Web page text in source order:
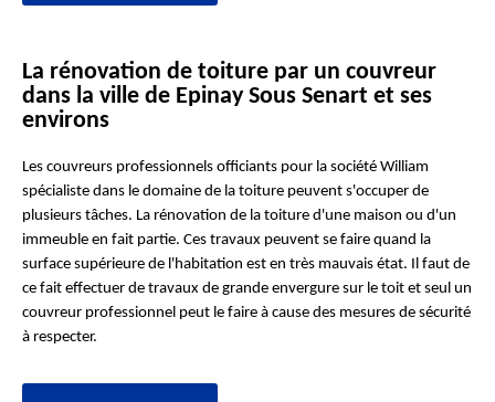
La rénovation de toiture par un couvreur
dans la ville de Epinay Sous Senart et ses
environs
Les couvreurs professionnels officiants pour la société William
spécialiste dans le domaine de la toiture peuvent s'occuper de
plusieurs tâches. La rénovation de la toiture d'une maison ou d'un
immeuble en fait partie. Ces travaux peuvent se faire quand la
surface supérieure de l'habitation est en très mauvais état. Il faut de
ce fait effectuer de travaux de grande envergure sur le toit et seul un
couvreur professionnel peut le faire à cause des mesures de sécurité
à respecter.